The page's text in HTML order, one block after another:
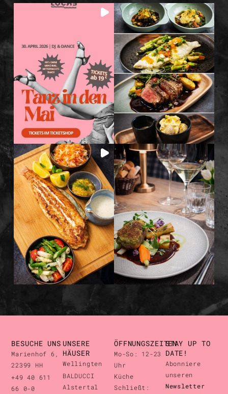
BESUCHE UNS
Marienhof 6,
22399 HH
+49 40 611
66 0-0
UNSERE
HÄUSER
Wellingten
BALDUCCI
Alstertal
ÖFFNUNGSZEITEN
Mo-So: 12-23
Uhr
Küche
Schließt:
STAY UP TO
DATE!
Abonniere
unseren
Newsletter